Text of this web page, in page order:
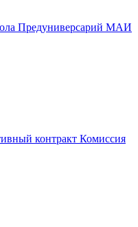
Предуниверсарий МАИ
контракт Комиссия